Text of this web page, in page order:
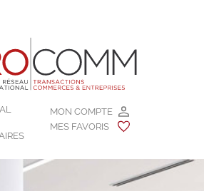
MON COMPTE
MES FAVORIS